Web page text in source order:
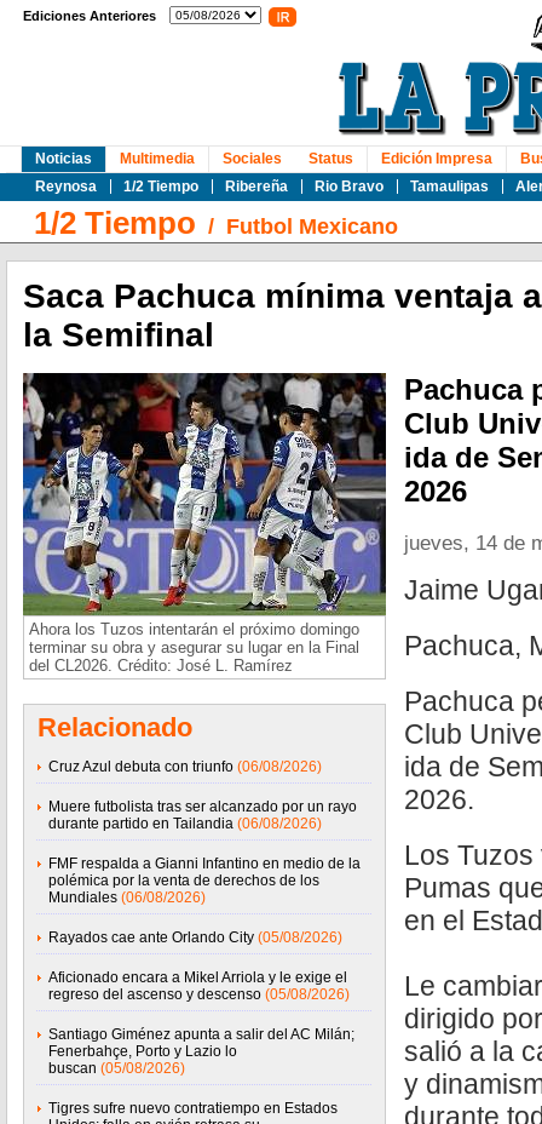
Ediciones Anteriores
Noticias
Reynosa
1/2 Tiempo Ribereña Rio Bravo Tamaulipas
Multimedia Sociales Status Edición Impresa
1/2 Tiempo / Futbol Mexicano
Saca Pachuca mínima ventaja
la Semifinal
Ahora los Tuzos intentarán el próximo domingo
terminar su obra y asegurar su lugar en la Final
del CL2026. Crédito: José L. Ramírez
Relacionado
Cruz Azul debuta con triunfo (06/08/2026)
Muere futbolista tras ser alcanzado por un rayo
durante partido en Tailandia (06/08/2026)
FMF respalda a Gianni Infantino en medio de la
polémica por la venta de derechos de los
Mundiales (06/08/2026)
Rayados cae ante Orlando City (05/08/2026)
Aficionado encara a Mikel Arriola y le exige el
regreso del ascenso y descenso (05/08/2026)
Santiago Giménez apunta a salir del AC Milán;
Fenerbahçe, Porto y Lazio lo
buscan (05/08/2026)
Tigres sufre nuevo contratiempo en Estados
Pachuca
Club
ida de
2026
jueves, 14 de
Jaime
Pachuca,
Pachuca
Club
ida de
2026.
Los
Pumas
en el
Le
dirigido
salió a la
y
durante